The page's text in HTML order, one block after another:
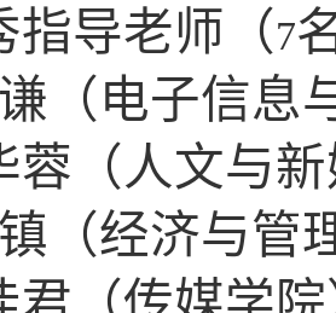
指导老师（7
（电子信息
蓉（人文与
（经济与管